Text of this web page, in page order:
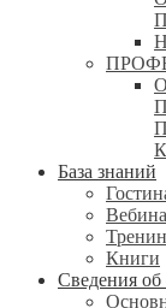
База знаний
Книги
Сведения об